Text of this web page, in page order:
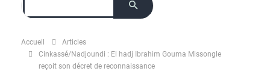
Accueil
Articles
Cinkassé/Nadjoundi : El hadj Ibrahim Gouma Missongle
reçoit son décret de reconnaissance